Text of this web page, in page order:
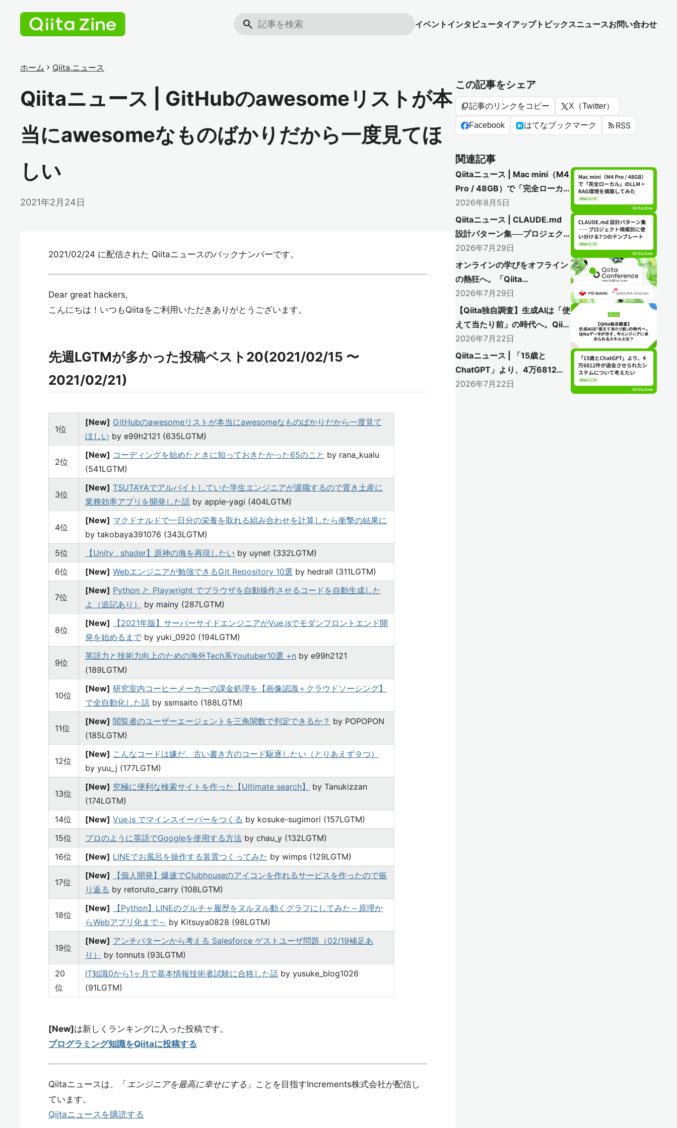
search イベント インタビュータイアップトピックスニュースお問い合わせ
ホーム chevron_right Qiita,ニュース
Qiitaニュース | GitHubのawesomeリストが本
当にawesomeなものばかりだから一度見てほ
しい
2021年2月24日
2021/02/24 に配信された Qiitaニュースのバックナンバーです。
Dear great hackers,
こんにちは！いつもQiitaをご利用いただきありがとうございます。
先週LGTMが多かった投稿ベスト20(2021/02/15 〜
2021/02/21)
1位
[New] GitHubのawesomeリストが本当にawesomeなものばかりだから一度見て
ほしい by e99h2121 (635LGTM)
2位
[New] コーディングを始めたときに知っておきたかった65のこと by rana_kualu
(541LGTM)
3位
[New] TSUTAYAでアルバイトしていた学生エンジニアが退職するので置き土産に
業務効率アプリを開発した話 by apple-yagi (404LGTM)
4位
[New] マクドナルドで一日分の栄養を取れる組み合わせを計算したら衝撃の結果に
by takobaya391076 (343LGTM)
5位
【Unity , shader】原神の海を再現したい by uynet (332LGTM)
6位
[New] Webエンジニアが勉強できるGit Repository 10選 by hedrall (311LGTM)
7位
[New] Python と Playwright でブラウザを自動操作させるコードを自動生成した
よ（追記あり）
by mainy (287LGTM)
8位
[New]
【2021年版】サーバーサイドエンジニアがVue.jsでモダンフロントエンド開
発を始めるまで by yuki_0920 (194LGTM)
9位
英語力と技術力向上のための海外Tech系Youtuber10選 +n by e99h2121
(189LGTM)
10位
[New] 研究室内コーヒーメーカーの課金処理を【画像認識＋クラウドソーシング】
で全自動化した話 by ssmsaito (188LGTM)
11位
[New] 閲覧者のユーザーエージェントを三角関数で判定できるか？ by POPOPON
(185LGTM)
12位
[New] こんなコードは嫌だ、古い書き方のコード駆逐したい（とりあえず９つ）
by yuu_j (177LGTM)
13位
[New] 究極に便利な検索サイトを作った【Ultimate search】
by Tanukizzan
(174LGTM)
14位
[New] Vue.js でマインスイーパーをつくる by kosuke-sugimori (157LGTM)
15位
プロのように英語でGoogleを使用する方法 by chau_y (132LGTM)
16位
[New] LINEでお風呂を操作する装置つくってみた by wimps (129LGTM)
17位
[New]
【個人開発】爆速でClubhouseのアイコンを作れるサービスを作ったので振
り返る by retoruto_carry (108LGTM)
18位
[New]
【Python】LINEのグルチャ履歴をヌルヌル動くグラフにしてみた～原理か
らWebアプリ化まで～ by Kitsuya0828 (98LGTM)
19位
[New] アンチパターンから考える Salesforce ゲストユーザ問題（02/19補足あ
り）
by tonnuts (93LGTM)
20
位
IT知識0から1ヶ月で基本情報技術者試験に合格した話 by yusuke_blog1026
(91LGTM)
[New]は新しくランキングに入った投稿です。
プログラミング知識をQiitaに投稿する
Qiitaニュースは、「 エンジニアを最高に幸せにする 」ことを目指すIncrements株式会社が配信し
ています。
Qiitaニュースを購読する
この記事をシェア
content_copy記事のリンクをコピー X（Twitter）
Facebook はてなブックマーク rss_feed RSS
関連記事
Qiitaニュース | Mac mini（M4
Pro / 48GB）で「完全ローカ
ル」のLLM + RAG環境を構築
してみた
2026年8月5日
Qiitaニュース | CLAUDE.md
設計パターン集──プロジェク
ト規模別に使い分ける7つのテ
ンプレート
2026年7月29日
オンラインの学びをオフライン
の熱狂へ。「Qiita
Conference 2026」で初のア
フターイベント開催レポート
〜AI時代のエンジニアリングを語り尽
くした熱い1日をレポート〜
2026年7月29日
【Qiita独自調査】生成AIは「使
えて当たり前」の時代へ。Qiita
データが示す、今エンジニアに
求められるスキルとは？
2026年7月22日
Qiitaニュース | 「15歳と
ChatGPT」より、4万6812件
が退会させられたシステムにつ
2026年7月22日